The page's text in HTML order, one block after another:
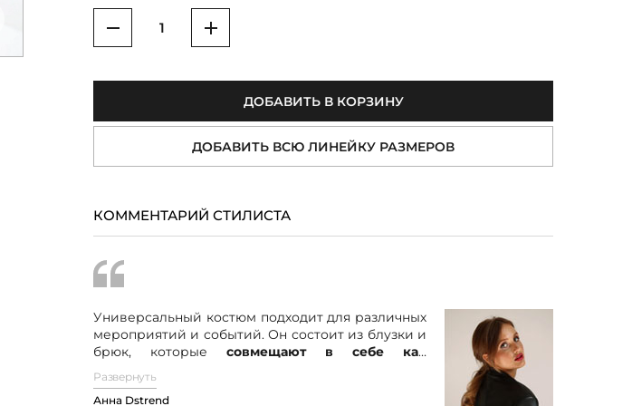
Уменьшить Увеличить
ДОБАВИТЬ В КОРЗИНУ
ДОБАВИТЬ ВСЮ ЛИНЕЙКУ РАЗМЕРОВ
КОММЕНТАРИЙ СТИЛИСТА
Универсальный костюм подходит для различных
мероприятий и событий. Он состоит из блузки и
брюк, которыесовмещают в себе как
классические, так и современные элементы
дизайна.Рубашечный воротник и фигурный
Развернуть
Анна Dstrend